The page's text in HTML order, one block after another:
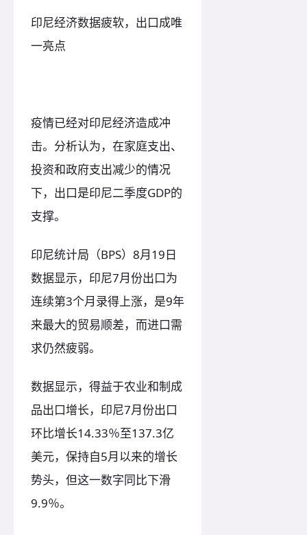
印尼经济数据疲软，出口成唯
一亮点
疫情已经对印尼经济造成冲
击。分析认为，在家庭支出、
投资和政府支出减少的情况
下，出口是印尼二季度GDP的
支撑。
印尼统计局（BPS）8月19日
数据显示，印尼7月份出口为
连续第3个月录得上涨，是9年
来最大的贸易顺差，而进口需
求仍然疲弱。
数据显示，得益于农业和制成
品出口增长，印尼7月份出口
环比增长14.33％至137.3亿
美元，保持自5月以来的增长
势头，但这一数字同比下滑
9.9％。